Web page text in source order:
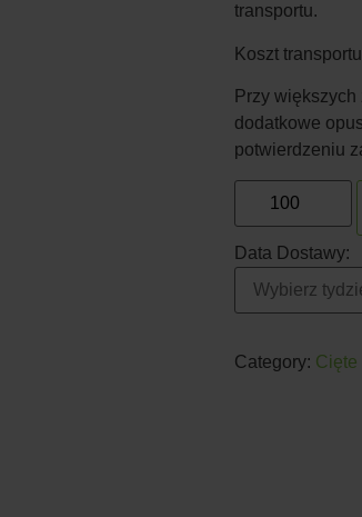
transportu.
Koszt
Przy większych
dodatkowe
potwierdzeniu
Data Dostawy:
Category: Cięte